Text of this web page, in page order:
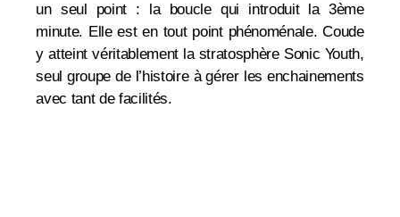
un seul point : la boucle qui introduit la 3ème
minute. Elle est en tout point phénoménale. Coude
y atteint véritablement la stratosphère Sonic Youth,
seul groupe de l’histoire à gérer les enchainements
avec tant de facilités.